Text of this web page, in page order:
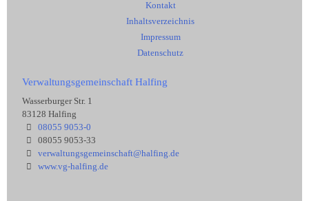
Kontakt
Inhaltsverzeichnis
Impressum
Datenschutz
Verwaltungsgemeinschaft Halfing
Wasserburger Str. 1
83128 Halfing
08055 9053-0
08055 9053-33
verwaltungsgemeinschaft@halfing.de
www.vg-halfing.de